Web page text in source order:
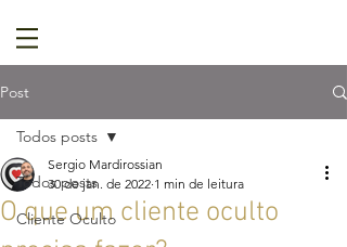
Post
Todos posts
Cliente Oculto
Todos posts
O que um cliente oculto
Sergio Mardirossian
30 de jan. de 2022 1 min de leitura